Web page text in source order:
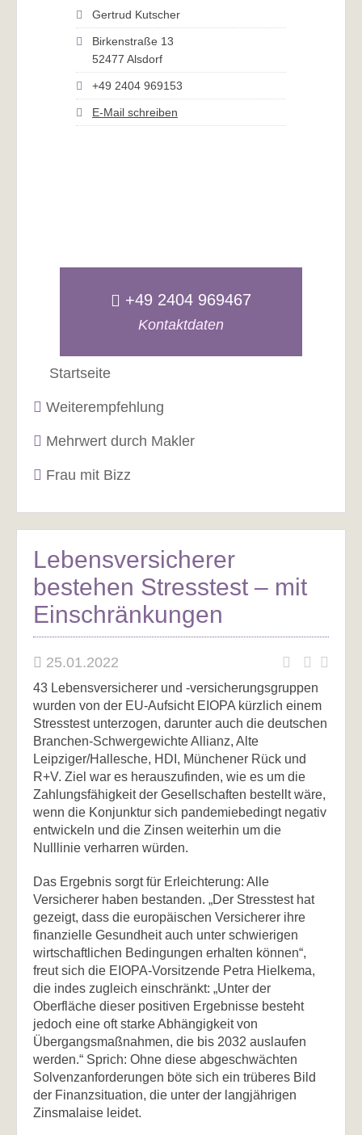
Gertrud Kutscher
Birkenstraße 13
52477 Alsdorf
+49 2404 969153
E-Mail schreiben
+49 2404 969467
Kontaktdaten
Startseite
Weiterempfehlung
Mehrwert durch Makler
Frau mit Bizz
Lebensversicherer
bestehen Stresstest – mit
Einschränkungen
25.01.2022
43 Lebensversicherer und -versicherungsgruppen
wurden von der EU-Aufsicht EIOPA kürzlich einem
Stresstest unterzogen, darunter auch die deutschen
Branchen-Schwergewichte Allianz, Alte
Leipziger/Hallesche, HDI, Münchener Rück und
R+V. Ziel war es herauszufinden, wie es um die
Zahlungsfähigkeit der Gesellschaften bestellt wäre,
wenn die Konjunktur sich pandemiebedingt negativ
entwickeln und die Zinsen weiterhin um die
Nulllinie verharren würden.
Das Ergebnis sorgt für Erleichterung: Alle
Versicherer haben bestanden. „Der Stresstest hat
gezeigt, dass die europäischen Versicherer ihre
finanzielle Gesundheit auch unter schwierigen
wirtschaftlichen Bedingungen erhalten können“,
freut sich die EIOPA-Vorsitzende Petra Hielkema,
die indes zugleich einschränkt: „Unter der
Oberfläche dieser positiven Ergebnisse besteht
jedoch eine oft starke Abhängigkeit von
Übergangsmaßnahmen, die bis 2032 auslaufen
werden.“ Sprich: Ohne diese abgeschwächten
Solvenzanforderungen böte sich ein trüberes Bild
der Finanzsituation, die unter der langjährigen
Zinsmalaise leidet.